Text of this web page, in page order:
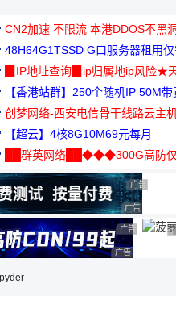
CN2加速 不限流 本港DDOS不黑
48H64G1TSSD G口服务器租用
3000+可免费测试
▉IP地址查询▉ip归属地ip风险★
【香港站群】250个随机IP 50M
创梦网络-西安电信骨干线路云主
88元/月
【超云】4核8G10M69元每月
██群英网络██◆◆◆300G高防
◆◆◆
选择 广告 商业广
广告 商业广
选择 广告 商业广告
广告 商业广告